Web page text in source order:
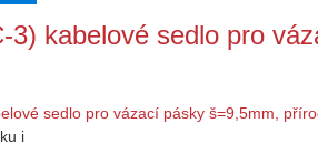
3) kabelové sedlo pro
i